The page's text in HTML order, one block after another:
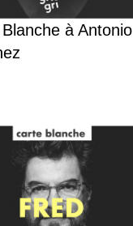
à Antonio